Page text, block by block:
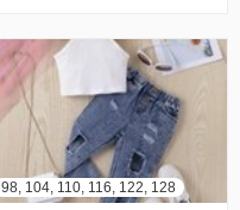
98, 104, 110, 116, 122, 128